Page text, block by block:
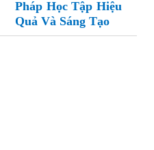
Pháp Học Tập Hiệu
Quả Và Sáng Tạo